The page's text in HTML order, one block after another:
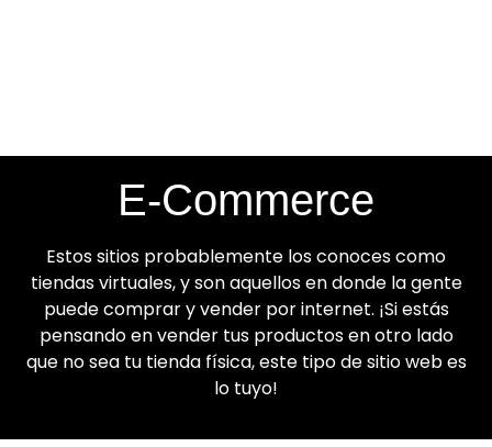
E-Commerce
Estos sitios probablemente los conoces como
tiendas virtuales, y son aquellos en donde la gente
puede comprar y vender por internet. ¡Si estás
pensando en vender tus productos en otro lado
que no sea tu tienda física, este tipo de sitio web es
lo tuyo!